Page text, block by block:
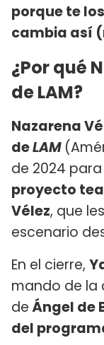
porque te
cambia así
¿Por qué
de LAM?
Nazarena
deLAM
de 2024
proyecto
Vélez, que
escenario
En el cierre,
mando de la
deÁngel de
del